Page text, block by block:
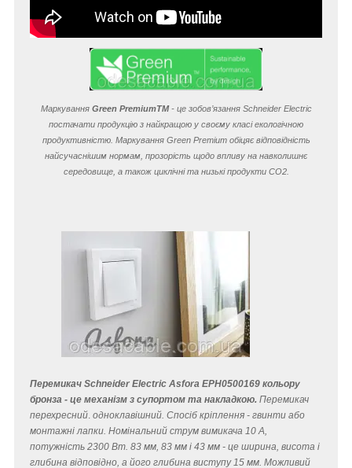
Маркування Green PremiumTM- це зобов’язання Schneider Electric
постачати продукцію з найкращою у своєму класі екологічною
продуктивністю. Маркування Green Premium обіцяє відповідність
найсучаснішим нормам, прозорість щодо впливу на навколишнє
середовище, а також циклічні та низькі продукти CO2.
Перемикач Schneider Electric Asfora EPH0500169 кольору
бронза - це механізм з супортом та накладкою. Перемикач
перехресний одноклавішний. Спосіб кріплення - гвинти або
монтажні лапки. Номінальний струм вимикача 10 A,
потужність 2300 Вт. 83 мм, 83 мм і 43 мм - це ширина, висота і
глибина відповідно, а його глибина виступу 15 мм. Можливий